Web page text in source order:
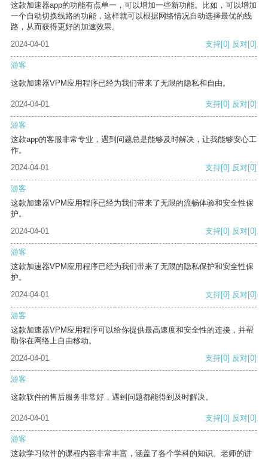
这款加速器app的功能有点单一，可以增加一些新功能。比如，可以增加
一个自动切换线路的功能，这样就可以根据网络情况自动选择最优的线
路，从而获得更好的加速效果。
2024-04-01
支持[0] 反对[0]
游客
这款加速器VPM应用程序已经为我们带来了无限的隐私和自由。
2024-04-01 支持[0] 反对[0]
游客
这款app的客服非常专业，遇到问题总是能够及时解决，让我能够安心工
作。
2024-04-01
支持[0] 反对[0]
游客
这款加速器VPM应用程序已经为我们带来了无限的流畅体验和安全性保
护。
2024-04-01
支持[0] 反对[0]
游客
这款加速器VPM应用程序已经为我们带来了无限的隐私保护和安全性保
护。
2024-04-01
支持[0] 反对[0]
游客
这款加速器VPM应用程序可以给你提供最高速度和安全性的连接，并帮
助你在网络上自由移动。
2024-04-01
支持[0] 反对[0]
游客
这款软件的售后服务非常好，遇到问题都能得到及时解决。
2024-04-01 支持[0] 反对[0]
游客
这款学习软件的课程内容非常丰富，涵盖了各个学科的知识。老师的讲